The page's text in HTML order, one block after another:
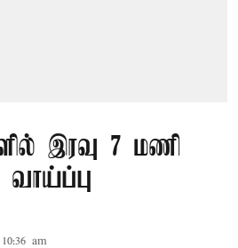
இரவு 7 மணி
am